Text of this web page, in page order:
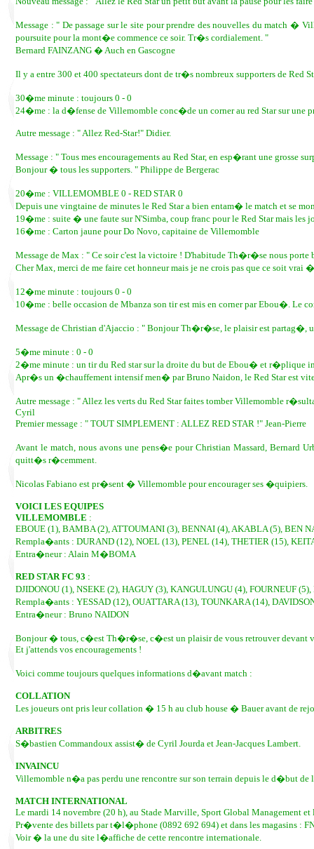
Message : " De passage sur le site pour prendre des nouvelles du match �
poursuite pour la mont�e commence ce soir. Tr�s cordialement. "
Bernard FAINZANG � Auch en Gascogne
Il y a entre 300 et 400 spectateurs dont de tr�s nombreux supporters de Red
30�me minute : toujours 0 - 0
24�me : la d�fense de Villemomble conc�de un corner au red Star sur
Autre message : " Allez Red-Star!" Didier.
Message : " Tous mes encouragements au Red Star, en esp�rant une grosse
Bonjour � tous les supporters. " Philippe de Bergerac
20�me : VILLEMOMBLE 0 - RED STAR 0
Depuis une vingtaine de minutes le Red Star a bien entam� le match et se
19�me : suite � une faute sur N'Simba, coup franc pour le Red Star mais les
16�me : Carton jaune pour Do Novo, capitaine de Villemomble
Message de Max : " Ce soir c'est la victoire ! D'habitude Th�r�se nous
Cher Max, merci de me faire cet honneur mais je ne crois pas que ce soit
12�me minute : toujours 0 - 0
10�me : belle occasion de Mbanza son tir est mis en corner par Ebou�. Le
Message de Christian d'Ajaccio : " Bonjour Th�r�se, le plaisir est partag�,
5�me minute : 0 - 0
2�me minute : un tir du Red star sur la droite du but de Ebou� et r�plique
Apr�s un �chauffement intensif men� par Bruno Naidon, le Red Star est
Autre message : " Allez les verts du Red Star faites tomber Villemomble
Cyril
Premier message : " TOUT SIMPLEMENT : ALLEZ RED STAR !" Jean-Pierre
Avant le match, nous avons une pens�e pour Christian Massard, Bernard
quitt�s r�cemment.
Nicolas Fabiano est pr�sent � Villemomble pour encourager ses �quipiers.
VOICI LES EQUIPES
VILLEMOMBLE :
EBOUE (1), BAMBA (2), ATTOUMANI (3), BENNAI (4), AKABLA (5), BEN
Rempla�ants : DURAND (12), NOEL (13), PENEL (14), THETIER (15),
Entra�neur : Alain M�BOMA
RED STAR FC 93 :
DJIDONOU (1), NSEKE (2), HAGUY (3), KANGULUNGU (4), FOURNEUF
Rempla�ants : YESSAD (12), OUATTARA (13), TOUNKARA (14),
Entra�neur : Bruno NAIDON
Bonjour � tous, c�est Th�r�se, c�est un plaisir de vous retrouver devant
Et j'attends vos encouragements !
Voici comme toujours quelques informations d�avant match :
COLLATION
Les joueurs ont pris leur collation � 15 h au club house � Bauer avant de
ARBITRES
S�bastien Commandoux assist� de Cyril Jourda et Jean-Jacques Lambert.
INVAINCU
Villemomble n�a pas perdu une rencontre sur son terrain depuis le d�but
MATCH INTERNATIONAL
Le mardi 14 novembre (20 h), au Stade Marville, Sport Global Management
Pr�vente des billets par t�l�phone (0892 692 694) et dans les magasins :
Voir � la une du site l�affiche de cette rencontre internationale.